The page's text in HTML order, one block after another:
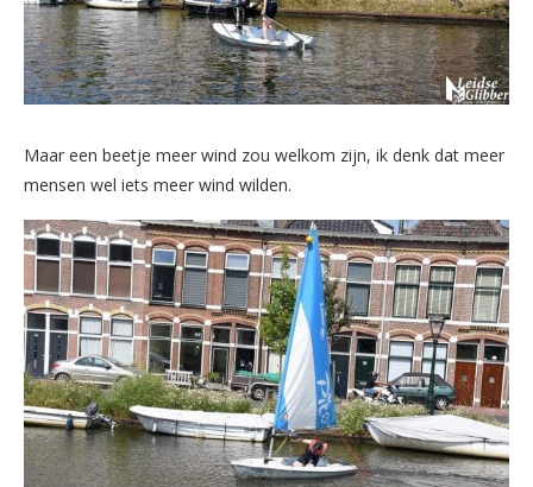
Maar een beetje meer wind zou welkom zijn, ik denk dat meer
mensen wel iets meer wind wilden.